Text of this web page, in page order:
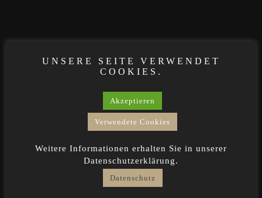
UNSERE SEITE VERWENDET
COOKIES.
Akzeptieren
Verwendete Cookies
Weitere Informationen erhalten Sie in unserer
Datenschutzerklärung.
Datenschutz